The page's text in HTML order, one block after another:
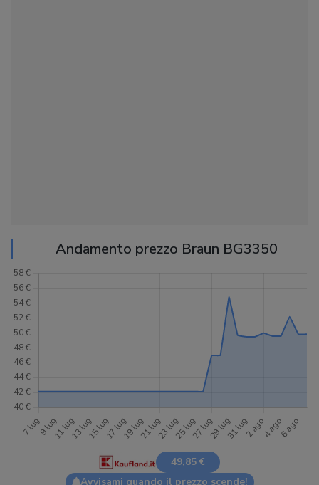
Andamento prezzo Braun BG3350
49,85 €
Avvisami quando il prezzo scende!